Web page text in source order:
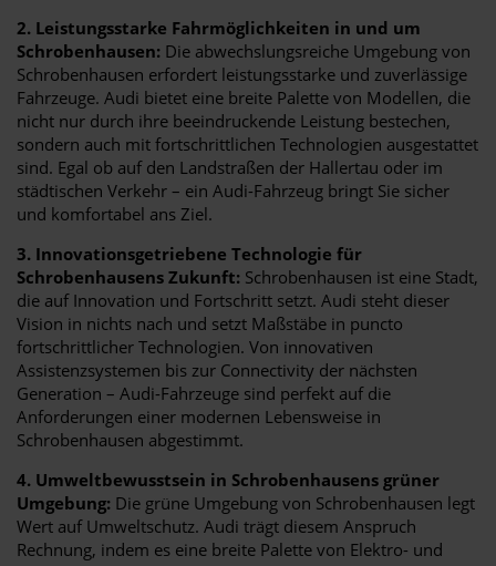
2. Leistungsstarke Fahrmöglichkeiten in und um
Schrobenhausen: Die abwechslungsreiche Umgebung von
Schrobenhausen erfordert leistungsstarke und zuverlässige
Fahrzeuge. Audi bietet eine breite Palette von Modellen, die
nicht nur durch ihre beeindruckende Leistung bestechen,
sondern auch mit fortschrittlichen Technologien ausgestattet
sind. Egal ob auf den Landstraßen der Hallertau oder im
städtischen Verkehr – ein Audi-Fahrzeug bringt Sie sicher
und komfortabel ans Ziel.
3. Innovationsgetriebene Technologie für
Schrobenhausens Zukunft: Schrobenhausen ist eine Stadt,
die auf Innovation und Fortschritt setzt. Audi steht dieser
Vision in nichts nach und setzt Maßstäbe in puncto
fortschrittlicher Technologien. Von innovativen
Assistenzsystemen bis zur Connectivity der nächsten
Generation – Audi-Fahrzeuge sind perfekt auf die
Anforderungen einer modernen Lebensweise in
Schrobenhausen abgestimmt.
4. Umweltbewusstsein in Schrobenhausens grüner
Umgebung: Die grüne Umgebung von Schrobenhausen legt
Wert auf Umweltschutz. Audi trägt diesem Anspruch
Rechnung, indem es eine breite Palette von Elektro- und